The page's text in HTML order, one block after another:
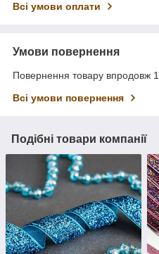
Всі умови оплати
Умови повернення
Повернення товару впродовж
Всі умови повернення
Подібні товари компанії